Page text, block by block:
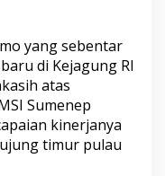
yang sebentar
di Kejagung RI
atas
Sumenep
kinerjanya
timur pulau